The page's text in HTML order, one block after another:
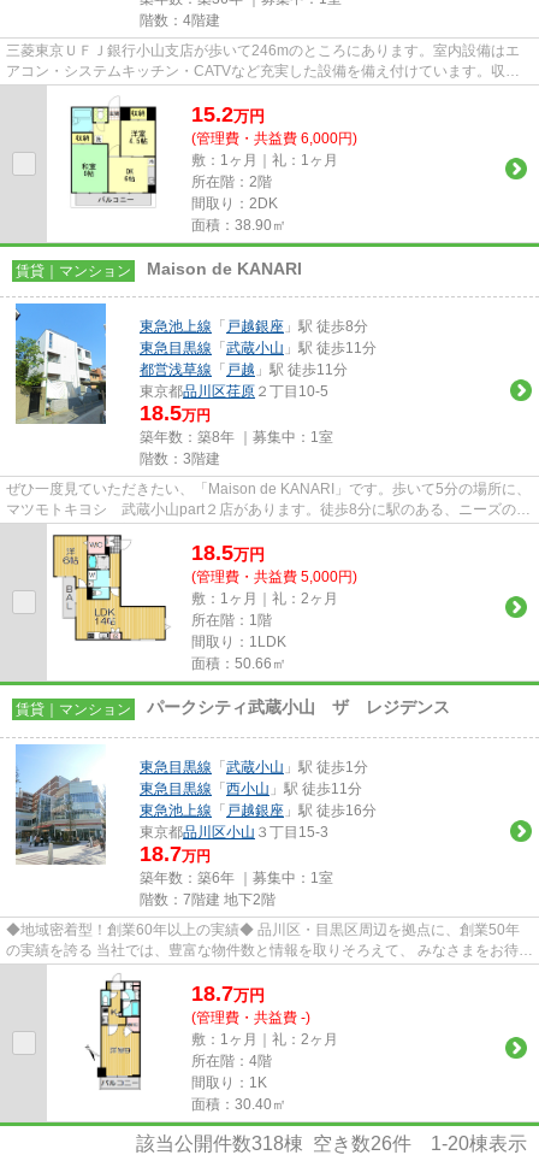
階数：4階建
三菱東京ＵＦＪ銀行小山支店が歩いて246mのところにあります。室内設備はエ
アコン・システムキッチン・CATVなど充実した設備を備え付けています。収納
はクロゼット・シューズボックス...
15.2万円
(管理費・共益費 6,000円)
敷：1ヶ月｜礼：1ヶ月
所在階：2階
間取り：2DK
面積：38.90㎡
賃貸｜マンション Maison de KANARI
東急池上線 「 戸越銀座 」駅 徒歩8分
東急目黒線 「 武蔵小山 」駅 徒歩11分
都営浅草線 「 戸越 」駅 徒歩11分
東京都品川区荏原 ２丁目10-5
18.5万円
築年数：築8年 ｜募集中： 1室
階数：3階建
ぜひ一度見ていただきたい、「Maison de KANARI」です。歩いて5分の場所に、
マツモトキヨシ 武蔵小山part２店があります。徒歩8分に駅のある、ニーズの高
18.5万円
(管理費・共益費 5,000円)
敷：1ヶ月｜礼：2ヶ月
所在階：1階
間取り：1LDK
面積：50.66㎡
賃貸｜マンション パークシティ武蔵小山 ザ レジデンス
東急目黒線 「 武蔵小山 」駅 徒歩1分
東急目黒線 「 西小山 」駅 徒歩11分
東急池上線 「 戸越銀座 」駅 徒歩16分
東京都品川区小山 ３丁目15-3
18.7万円
築年数：築6年 ｜募集中： 1室
階数：7階建 地下2階
◆地域密着型！創業60年以上の実績◆ 品川区・目黒区周辺を拠点に、創業50年
の実績を誇る 当社では、豊富な物件数と情報を取りそろえて、 みなさまをお待ち
しております。 ◇◆こだわり条...
18.7万円
(管理費・共益費 -)
敷：1ヶ月｜礼：2ヶ月
所在階：4階
間取り：1K
面積：30.40㎡
該当公開件数318棟 空き数26件 1-20棟表示